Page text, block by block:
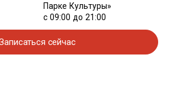
Парке Культуры»
с 09:00 до 21:00
сейчас